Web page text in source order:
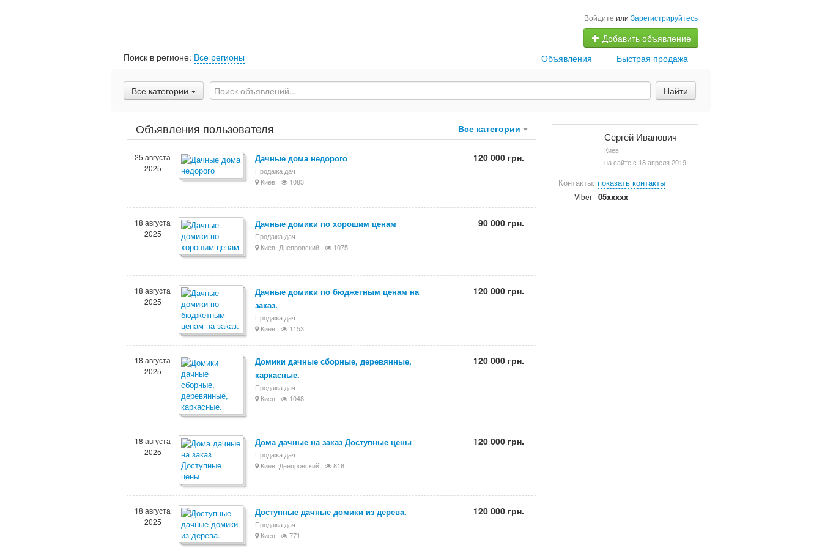
Войдите или Зарегистрируйтесь
Добавить объявление
Поиск в регионе: Все регионы Быстрая продажа
Объявления
Все категории Найти
Объявления пользователя Все категории
25 августа
2025
Дачные дома недорого
Продажа дач
Киев |
1083
120 000 грн.
18 августа
2025
Дачные домики по хорошим ценам
Продажа дач
Киев, Днепровский |
1075
90 000 грн.
18 августа
2025
Дачные домики по бюджетным ценам на
заказ.
Продажа дач
Киев |
1153
120 000 грн.
18 августа
2025
Домики дачные сборные, деревянные,
каркасные.
Продажа дач
Киев |
1048
120 000 грн.
18 августа
2025
Дома дачные на заказ Доступные цены
Продажа дач
Киев, Днепровский |
818
120 000 грн.
18 августа
2025
Доступные дачные домики из дерева.
Продажа дач
Киев |
771
120 000 грн.
Сергей Иванович
Киев
на сайте с 18 апреля 2019
Контакты: показать контакты
Viber 05xxxxx